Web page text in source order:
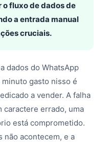
fluxo de dados de
a entrada manual
cruciais.
dados do WhatsApp
minuto gasto nisso é
a vender. A falha
caractere errado, uma
está comprometido.
não acontecem, e a